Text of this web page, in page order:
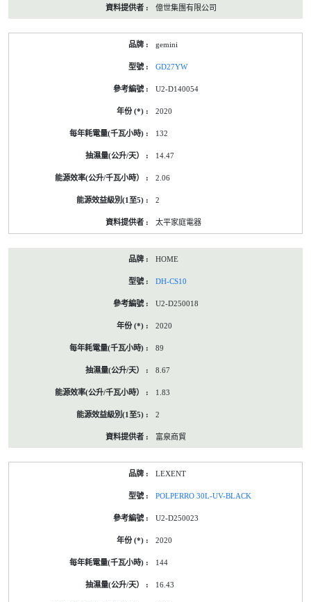
億世集團有限公司
gemini
GD27YW
U2-D140054
2020
132
14.47
2.06
2
太平家庭電器
HOME
DH-CS10
U2-D250018
2020
89
8.67
1.83
2
富泉商貿
LEXENT
POLPERRO 30L-UV-BLACK
U2-D250023
2020
144
16.43